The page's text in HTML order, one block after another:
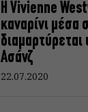
Η Vivienne
καναρίνι μέσα
Ασάνζ
22.07.2020